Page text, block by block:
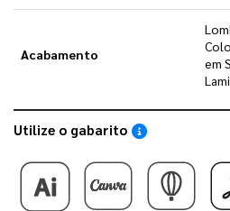
Acabamento
em
Utilize o gabarito Saiba como